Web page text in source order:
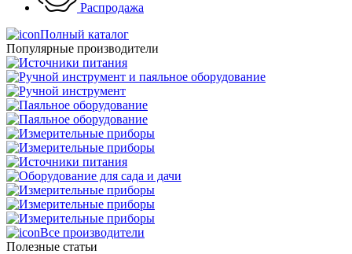
Распродажа
Полный каталог
Популярные производители
Все производители
Полезные статьи